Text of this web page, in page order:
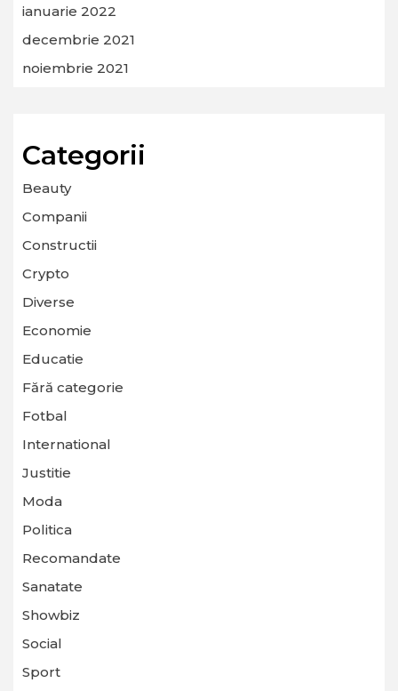
ianuarie 2022
decembrie 2021
noiembrie 2021
Categorii
Beauty
Companii
Constructii
Crypto
Diverse
Economie
Educatie
Fără categorie
Fotbal
International
Justitie
Moda
Politica
Recomandate
Sanatate
Showbiz
Social
Sport